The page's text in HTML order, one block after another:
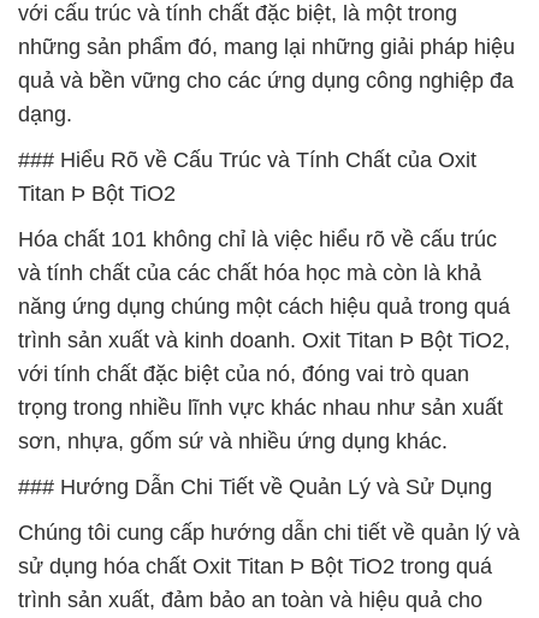
với cấu trúc và tính chất đặc biệt, là một trong
những sản phẩm đó, mang lại những giải pháp hiệu
quả và bền vững cho các ứng dụng công nghiệp đa
dạng.
### Hiểu Rõ về Cấu Trúc và Tính Chất của Oxit
Titan Þ Bột TiO2
Hóa chất 101 không chỉ là việc hiểu rõ về cấu trúc
và tính chất của các chất hóa học mà còn là khả
năng ứng dụng chúng một cách hiệu quả trong quá
trình sản xuất và kinh doanh. Oxit Titan Þ Bột TiO2,
với tính chất đặc biệt của nó, đóng vai trò quan
trọng trong nhiều lĩnh vực khác nhau như sản xuất
sơn, nhựa, gốm sứ và nhiều ứng dụng khác.
### Hướng Dẫn Chi Tiết về Quản Lý và Sử Dụng
Chúng tôi cung cấp hướng dẫn chi tiết về quản lý và
sử dụng hóa chất Oxit Titan Þ Bột TiO2 trong quá
trình sản xuất, đảm bảo an toàn và hiệu quả cho